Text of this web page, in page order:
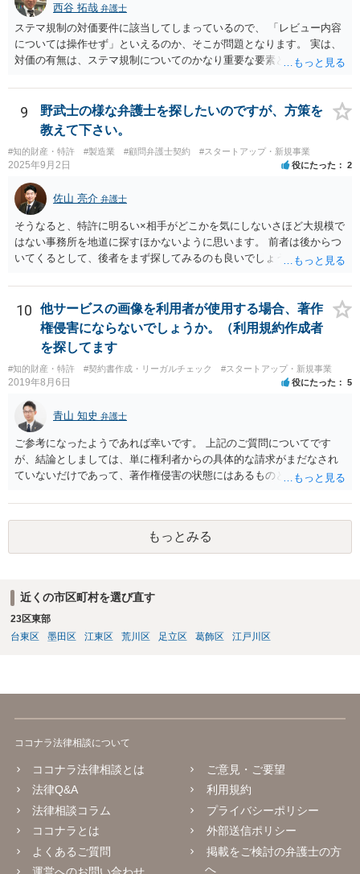
西谷 拓哉 弁護士
ステマ規制の対価要件に該当してしまっているので、 「レビュー内容
については操作せず」といえるのか、そこが問題となります。 実は、
対価の有無は、ステマ規制についてのかなり重要な要素となります。
とを条件に割り引くサービスを提供していたケースですが、 明示的に
高評価と指示していなくても、全件報酬を支払うことを約してレビュ
ーをさせるということになれば、結局はそれはレビュー内容について
事業者が関与していると評価され「事業者による表示（広告）」と判
断される余地は残るといえるでしょう。 あくまで、自身の嗜好に基づ
く、自主的なレビューでなければステマ規制にひっかかる可能性があ
るのです。 ※消費者庁のステマ規制の運用ガイドラインであるhttps://
www.caa.go.jp/policies/policy/representation/fair_labeling/guideline/ass
ets/representation_cms216_230328_03.pdf の５頁（イ）、２（１）参
照
9
野武士の様な弁護士を探したいのですが、方策を
教えて下さい。
#知的財産・特許 #製造業 #顧問弁護士契約 #スタートアップ・新規事業
2025年9月2日 役にたった 2
佐山 亮介 弁護士
そうなると、特許に明るい×相手がどこかを気にしないさほど大規模で
はない事務所を地道に探すほかないように思います。 前者は後からつ
いてくるとして、後者をまず探してみるのも良いでしょう。
10
他サービスの画像を利用者が使用する場合、著作
権侵害にならないでしょうか。（利用規約作成者
を探してます
#知的財産・特許 #契約書作成・リーガルチェック #スタートアップ・新規事業
2019年8月6日 役にたった 5
青山 知史 弁護士
ご参考になったようであれば幸いです。 上記のご質問についてです
が、結論としましては、単に権利者からの具体的な請求がまだなされ
ていないだけであって、著作権侵害の状態にはあるものと思慮いたし
ンテンツの投稿については、適法か否かも含め、投稿者で自己責任で
行うものとし、サイトとしては責任を持たない旨の規定がなされてい
ることがあります。 利用者も多いため、サイトとして投稿画像等のチ
ェックは行えないことから、自己責任で判断して行動するように求め
おいて事前チェックがなされるわけではないため、著作権侵害となる
ような画像もそのまま投稿されてしまい、結果として、権利者から削
除や損害賠償等の請求がなされるまで、事実上、その投稿状態が残っ
たままになっているものと思われます。 こうした無断転載の件数は多
ありません。 そのため、著作権者が、本人の特定や具体的な請求に動
を問われることになり、結果として、賠償等をしなければならない事
態にもなります。 このように、ECサイト等における画像転載等は、適
法な状態とは必ずしも言い難く、権利者の行動次第では責任が生じか
ねないものですので、やはりこうした無断転載は控えた方が安全かと
思慮いたします。
もっとみる
近くの市区町村を選び直す
23区東部
台東区
墨田区 江東区 荒川区 足立区 葛飾区 江戸川区
ココナラ法律相談について
ココナラ法律相談とは
法律Q&A
法律相談コラム
ココナラとは
よくあるご質問
ご意見・ご要望
利用規約
プライバシーポリシー
外部送信ポリシー
掲載をご検討の弁護士の方
へ